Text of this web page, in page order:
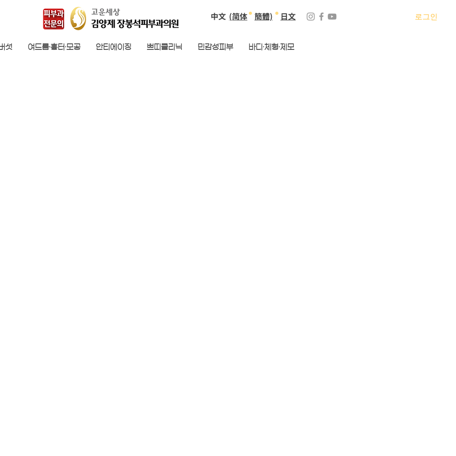
中文 (简体 簡體) 日文 로그인
섯 여드름·흉터·모공 안티에이징 쁘띠클리닉 민감성피부 바디·체형·제모